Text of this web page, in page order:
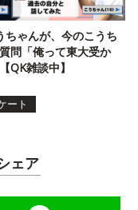
ちゃんが、今のこうち
問「俺って東大受か
QK雑談中】
ート
ェア